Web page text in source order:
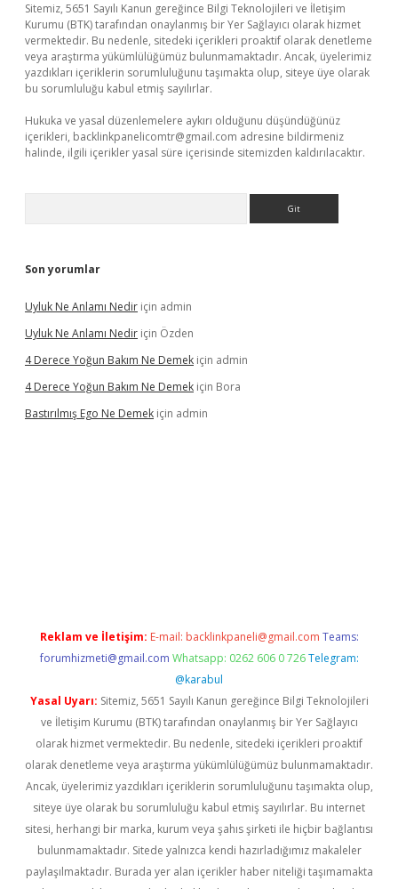
Sitemiz, 5651 Sayılı Kanun gereğince Bilgi Teknolojileri ve İletişim
Kurumu (BTK) tarafından onaylanmış bir Yer Sağlayıcı olarak hizmet
vermektedir. Bu nedenle, sitedeki içerikleri proaktif olarak denetleme
veya araştırma yükümlülüğümüz bulunmamaktadır. Ancak, üyelerimiz
yazdıkları içeriklerin sorumluluğunu taşımakta olup, siteye üye olarak
bu sorumluluğu kabul etmiş sayılırlar.
Hukuka ve yasal düzenlemelere aykırı olduğunu düşündüğünüz
içerikleri, backlinkpanelicomtr@gmail.com adresine bildirmeniz
halinde, ilgili içerikler yasal süre içerisinde sitemizden kaldırılacaktır.
Son yorumlar
Uyluk Ne Anlamı Nedir için admin
Uyluk Ne Anlamı Nedir için Özden
4 Derece Yoğun Bakım Ne Demek için admin
4 Derece Yoğun Bakım Ne Demek için Bora
Bastırılmış Ego Ne Demek için admin
Reklam ve İletişim: E-mail: backlinkpaneli@gmail.com Teams:
forumhizmeti@gmail.com Whatsapp: 0262 606 0 726 Telegram:
@karabul
Yasal Uyarı: Sitemiz, 5651 Sayılı Kanun gereğince Bilgi Teknolojileri
ve İletişim Kurumu (BTK) tarafından onaylanmış bir Yer Sağlayıcı
olarak hizmet vermektedir. Bu nedenle, sitedeki içerikleri proaktif
olarak denetleme veya araştırma yükümlülüğümüz bulunmamaktadır.
Ancak, üyelerimiz yazdıkları içeriklerin sorumluluğunu taşımakta olup,
siteye üye olarak bu sorumluluğu kabul etmiş sayılırlar. Bu internet
sitesi, herhangi bir marka, kurum veya şahıs şirketi ile hiçbir bağlantısı
bulunmamaktadır. Sitede yalnızca kendi hazırladığımız makaleler
paylaşılmaktadır. Burada yer alan içerikler haber niteliği taşımamakta